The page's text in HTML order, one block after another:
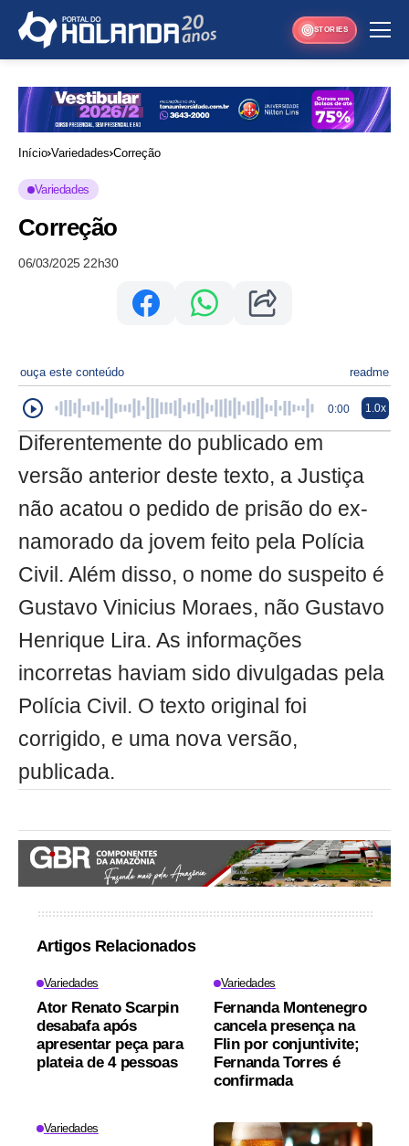
STORIES
Início Variedades Correção
Variedades
Correção
06/03/2025 22h30
ouça este conteúdo readme
0:00 1.0x
Diferentemente do publicado em
versão anterior deste texto, a Justiça
não acatou o pedido de prisão do ex-
namorado da jovem feito pela Polícia
Civil. Além disso, o nome do suspeito é
Gustavo Vinicius Moraes, não Gustavo
Henrique Lira. As informações
incorretas haviam sido divulgadas pela
Polícia Civil. O texto original foi
corrigido, e uma nova versão,
publicada.
Artigos Relacionados
Variedades
Ator Renato Scarpin
desabafa após
apresentar peça para
plateia de 4 pessoas
Variedades
Fernanda Montenegro
cancela presença na
Flin por conjuntivite;
Fernanda Torres é
confirmada
Variedades